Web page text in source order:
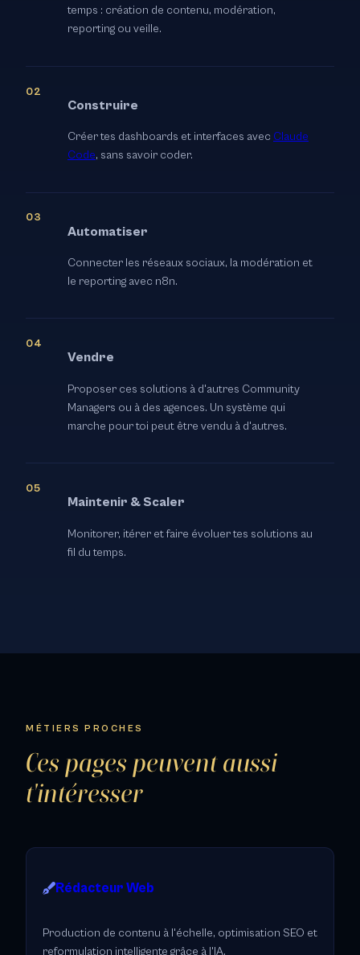
temps : création de contenu, modération,
reporting ou veille.
Construire
Créer tes dashboards et interfaces avec Claude
Code, sans savoir coder.
Automatiser
Connecter les réseaux sociaux, la modération et
le reporting avec n8n.
Vendre
Proposer ces solutions à d'autres Community
Managers ou à des agences. Un système qui
marche pour toi peut être vendu à d'autres.
Maintenir & Scaler
Monitorer, itérer et faire évoluer tes solutions au
fil du temps.
MÉTIERS PROCHES
Ces pages peuvent aussi
t'intéresser
Rédacteur Web
Production de contenu à l'échelle, optimisation SEO et
reformulation intelligente grâce à l'IA.